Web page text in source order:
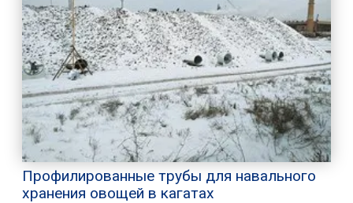
Профилированные трубы для навального
хранения овощей в кагатах